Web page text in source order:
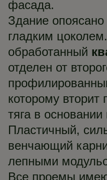
фасада.
Здание
гладким
обработанный
отделен от
которому
тяга в
Пластичный,
венчающий
лепными
Все проемы